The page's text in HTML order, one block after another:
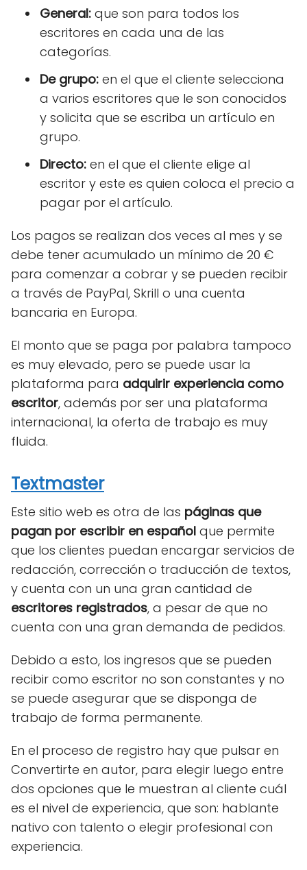
General: que son para todos los
escritores en cada una de las
categorías.
De grupo: en el que el cliente selecciona
a varios escritores que le son conocidos
y solicita que se escriba un artículo en
grupo.
Directo: en el que el cliente elige al
escritor y este es quien coloca el precio a
pagar por el artículo.
Los pagos se realizan dos veces al mes y se
debe tener acumulado un mínimo de 20 €
para comenzar a cobrar y se pueden recibir
a través de PayPal, Skrill o una cuenta
bancaria en Europa.
El monto que se paga por palabra tampoco
es muy elevado, pero se puede usar la
plataforma para adquirir experiencia como
escritor, además por ser una plataforma
internacional, la oferta de trabajo es muy
fluida.
Textmaster
Este sitio web es otra de las páginas que
pagan por escribir en español que permite
que los clientes puedan encargar servicios de
redacción, corrección o traducción de textos,
y cuenta con un una gran cantidad de
escritores registrados, a pesar de que no
cuenta con una gran demanda de pedidos.
Debido a esto, los ingresos que se pueden
recibir como escritor no son constantes y no
se puede asegurar que se disponga de
trabajo de forma permanente.
En el proceso de registro hay que pulsar en
Convertirte en autor, para elegir luego entre
dos opciones que le muestran al cliente cuál
es el nivel de experiencia, que son: hablante
nativo con talento o elegir profesional con
experiencia.